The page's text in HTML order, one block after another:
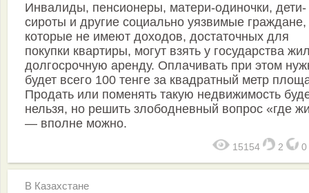
Инвалиды, пенсионеры, матери-одиночки, дети-
сироты и другие социально уязвимые граждане,
которые не имеют доходов, достаточных для
покупки квартиры, могут взять у государства
долгосрочную аренду. Оплачивать при этом
будет всего 100 тенге за квадратный метр
Продать или поменять такую недвижимость
нельзя, но решить злободневный вопрос «где
— вполне можно.
15154 2 0
В Казахстане